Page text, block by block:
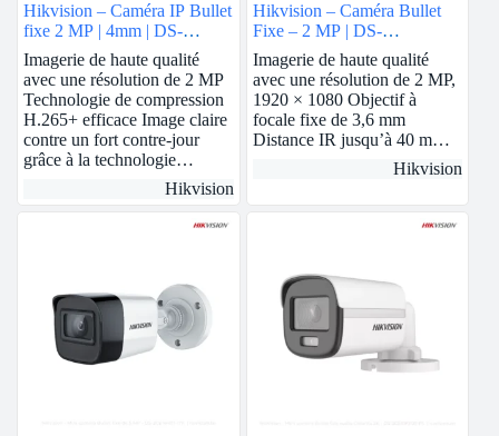
Hikvision – Caméra IP Bullet
fixe 2 MP | 4mm | DS-
2CD1023G0E-I
Imagerie de haute qualité
avec une résolution de 2 MP
Technologie de compression
H.265+ efficace Image claire
contre un fort contre-jour
grâce à la technologie…
Hikvision
Hikvision – Caméra Bullet
Fixe – 2 MP | DS-
2CE17D0T-IT3F
Imagerie de haute qualité
avec une résolution de 2 MP,
1920 × 1080 Objectif à
focale fixe de 3,6 mm
Distance IR jusqu’à 40 m…
Hikvision